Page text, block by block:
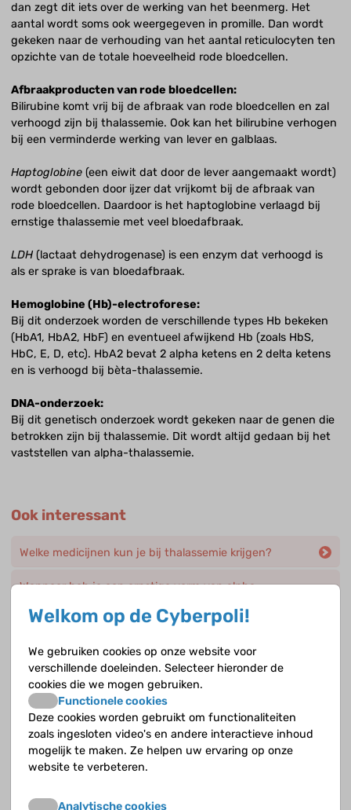
dan zegt dit iets over de werking van het beenmerg. Het
aantal wordt soms ook weergegeven in promille. Dan wordt
gekeken naar de verhouding van het aantal reticulocyten ten
opzichte van de totale hoeveelheid rode bloedcellen.
Afbraakproducten van rode bloedcellen:
Bilirubine komt vrij bij de afbraak van rode bloedcellen en zal
verhoogd zijn bij thalassemie. Ook kan het bilirubine verhogen
bij een verminderde werking van lever en galblaas.
Haptoglobine (een eiwit dat door de lever aangemaakt wordt)
wordt gebonden door ijzer dat vrijkomt bij de afbraak van
rode bloedcellen. Daardoor is het haptoglobine verlaagd bij
ernstige thalassemie met veel bloedafbraak.
LDH (lactaat dehydrogenase) is een enzym dat verhoogd is
als er sprake is van bloedafbraak.
Hemoglobine (Hb)-electroforese:
Bij dit onderzoek worden de verschillende types Hb bekeken
(HbA1, HbA2, HbF) en eventueel afwijkend Hb (zoals HbS,
HbC, E, D, etc). HbA2 bevat 2 alpha ketens en 2 delta ketens
en is verhoogd bij bèta-thalassemie.
DNA-onderzoek:
Bij dit genetisch onderzoek wordt gekeken naar de genen die
betrokken zijn bij thalassemie. Dit wordt altijd gedaan bij het
vaststellen van alpha-thalassemie.
Ook interessant
Welke medicijnen kun je bij thalassemie krijgen?
Wanneer heb je een ernstige vorm van alpha-
Hoe werkt een hielprikscreening?
Wat is ijzerstapeling en wat zijn de gevolgen?
Hoe word je voorbereid op een stamcel- of
beenmergtransplantatie?
Welkom op de Cyberpoli!
We gebruiken cookies op onze website voor
verschillende doeleinden. Selecteer hieronder de
cookies die we mogen gebruiken.
Functionele cookies
Deze cookies worden gebruikt om functionaliteiten
zoals ingesloten video's en andere interactieve inhoud
mogelijk te maken. Ze helpen uw ervaring op onze
website te verbeteren.
Analytische cookies